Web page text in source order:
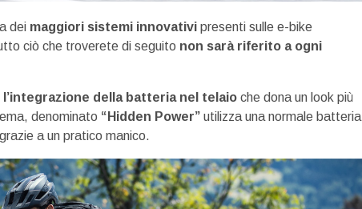
dei maggiori sistemi innovativi presenti sulle e-bike
ciò che troverete di seguito non sarà riferito a ogni
l’integrazione della batteria nel telaio che dona un look più
denominato “Hidden Power” utilizza una normale batteria
a un pratico manico.